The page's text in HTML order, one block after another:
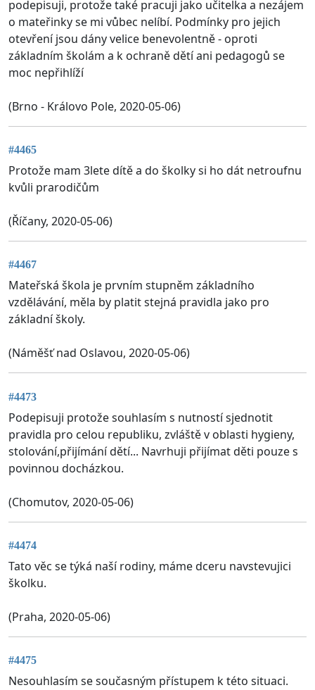
podepisuji, protože také pracuji jako učitelka a nezájem
o mateřinky se mi vůbec nelíbí. Podmínky pro jejich
otevření jsou dány velice benevolentně - oproti
základním školám a k ochraně dětí ani pedagogů se
moc nepřihlíží
(Brno - Královo Pole, 2020-05-06)
#4465
Protože mam 3lete dítě a do školky si ho dát netroufnu
kvůli prarodičům
(Říčany, 2020-05-06)
#4467
Mateřská škola je prvním stupněm základního
vzdělávání, měla by platit stejná pravidla jako pro
základní školy.
(Náměšť nad Oslavou, 2020-05-06)
#4473
Podepisuji protože souhlasím s nutností sjednotit
pravidla pro celou republiku, zvláště v oblasti hygieny,
stolování,přijímání dětí... Navrhuji přijímat děti pouze s
povinnou docházkou.
(Chomutov, 2020-05-06)
#4474
Tato věc se týká naší rodiny, máme dceru navstevujici
školku.
(Praha, 2020-05-06)
#4475
Nesouhlasím se současným přístupem k této situaci.